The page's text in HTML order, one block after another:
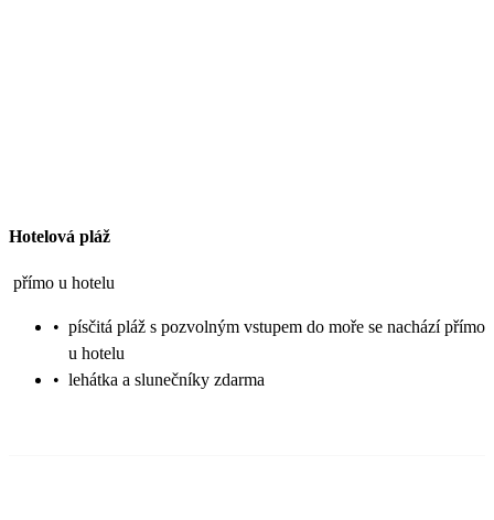
Hotelová pláž
přímo u hotelu
• písčitá pláž s pozvolným vstupem do moře se nachází přímo
u hotelu
• lehátka a slunečníky zdarma